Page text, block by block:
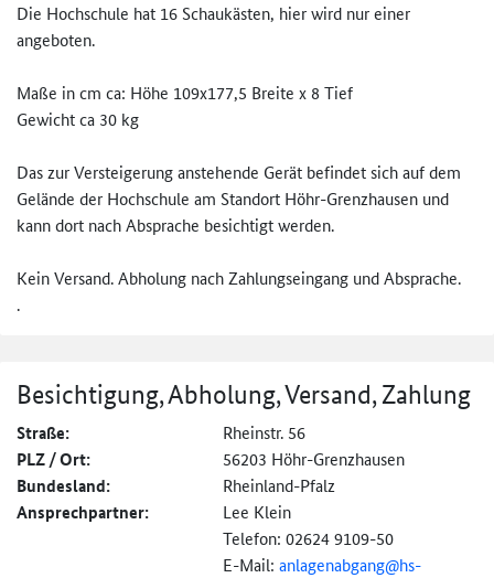
Die Hochschule hat 16 Schaukästen, hier wird nur einer
angeboten.
Maße in cm ca: Höhe 109x177,5 Breite x 8 Tief
Gewicht ca 30 kg
Das zur Versteigerung anstehende Gerät befindet sich auf dem
Gelände der Hochschule am Standort Höhr-Grenzhausen und
kann dort nach Absprache besichtigt werden.
Kein Versand. Abholung nach Zahlungseingang und Absprache.
.
Besichtigung, Abholung, Versand, Zahlung
Straße: Rheinstr. 56
PLZ / Ort: 56203 Höhr-Grenzhausen
Bundesland: Rheinland-Pfalz
Ansprechpartner:
Lee Klein
Telefon: 02624 9109-50
E-Mail: anlagenabgang@hs-